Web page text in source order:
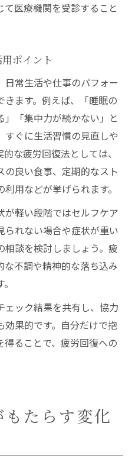
医療機関を受診すること
ポイント
常生活や仕事のパフォー
ます。例えば、「睡眠の
「集中力が続かない」と
すぐに生活習慣の見直しや
な疲労回復法としては、
良い食事、定期的なスト
用などが挙げられます。
が軽い段階ではセルフケア
られない場合や症状が重い
談を検討しましょう。疲
不調や精神的な落ち込み
ェック結果を共有し、協力
効果的です。自分だけで抱
ることで、疲労回復への
たらす変化